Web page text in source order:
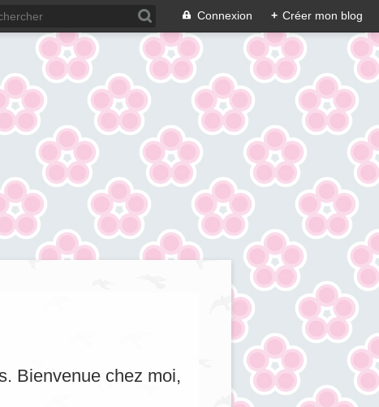
Connexion + Créer mon blog
Bienvenue chez moi,